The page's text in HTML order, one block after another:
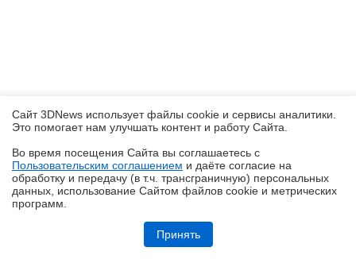
Обзор складного смартфона HONOR Magic V6: избавление от
Сайт 3DNews использует файлы cookie и сервисы аналитики.
Это помогает нам улучшать контент и работу Cайта.
Во время посещения Cайта вы соглашаетесь с
Пользовательским соглашением и даёте согласие на
обработку и передачу (в т.ч. трансграничную) персональных
данных, использование Cайтом файлов cookie и метрических
программ.
Принять